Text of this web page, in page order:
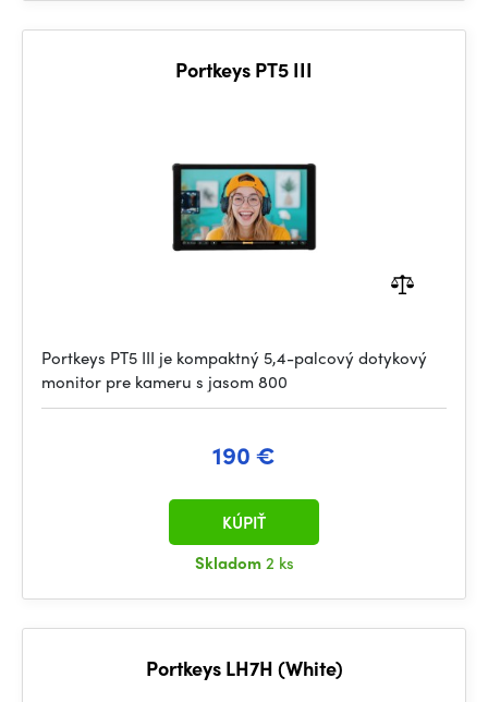
Portkeys PT5 III
Portkeys PT5 III je kompaktný 5,4-palcový dotykový
monitor pre kameru s jasom 800
190 €
Skladom2 ks
KÚPIŤ
Portkeys LH7H (White)